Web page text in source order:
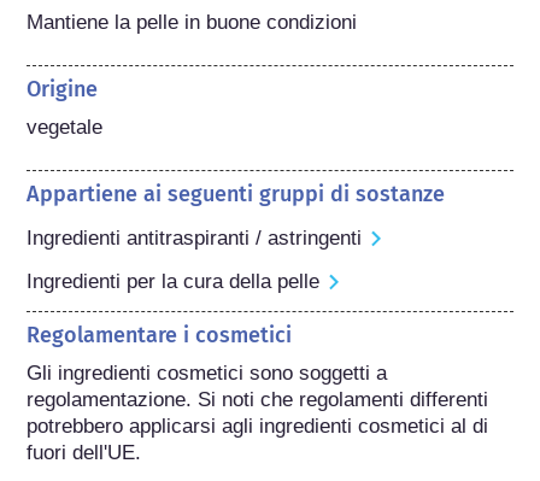
Mantiene la pelle in buone condizioni
Origine
vegetale
Appartiene ai seguenti gruppi di sostanze
Ingredienti antitraspiranti / astringenti
Ingredienti per la cura della pelle
Regolamentare i cosmetici
Gli ingredienti cosmetici sono soggetti a
regolamentazione. Si noti che regolamenti differenti
potrebbero applicarsi agli ingredienti cosmetici al di
fuori dell'UE.